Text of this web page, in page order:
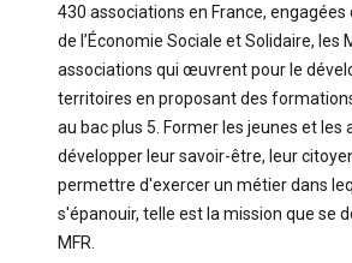
430 associations en France, engagées
de l’Économie Sociale et Solidaire, les
associations qui œuvrent pour le
territoires en proposant des
au bac plus 5. Former les jeunes et les
développer leur savoir-être, leur
permettre d'exercer un métier dans
s'épanouir, telle est la mission que se
MFR.